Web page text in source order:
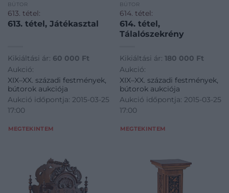
BÚTOR
613. tétel:
613. tétel, Játékasztal
Kikiáltási ár: 60 000 Ft
Aukció:
XIX–XX. századi festmények,
bútorok aukciója
Aukció időpontja: 2015-03-25
17:00
MEGTEKINTEM
BÚTOR
614. tétel:
614. tétel,
Tálalószekrény
Kikiáltási ár: 180 000 Ft
Aukció:
XIX–XX. századi festmények,
bútorok aukciója
Aukció időpontja: 2015-03-25
17:00
MEGTEKINTEM